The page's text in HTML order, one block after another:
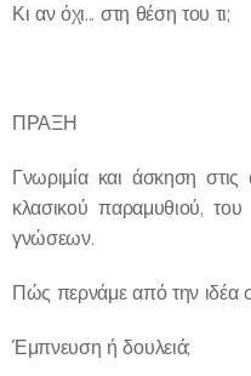
Κι αν όχι... στη θέση του τι;
ΠΡΑΞΗ
Γνωριμία και άσκηση στις
κλασικού παραμυθιού, του
γνώσεων.
Πώς περνάμε από την ιδέα
Έμπνευση ή δουλειά;